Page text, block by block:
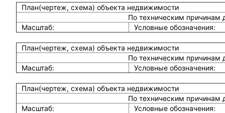
План(чертеж, схема) объекта недвижимости
По техническим причинам
Масштаб:
Условные обозначения:
План(чертеж, схема) объекта недвижимости
По техническим причинам
Масштаб:
Условные обозначения:
План(чертеж, схема) объекта недвижимости
По техническим причинам
Масштаб:
Условные обозначения: